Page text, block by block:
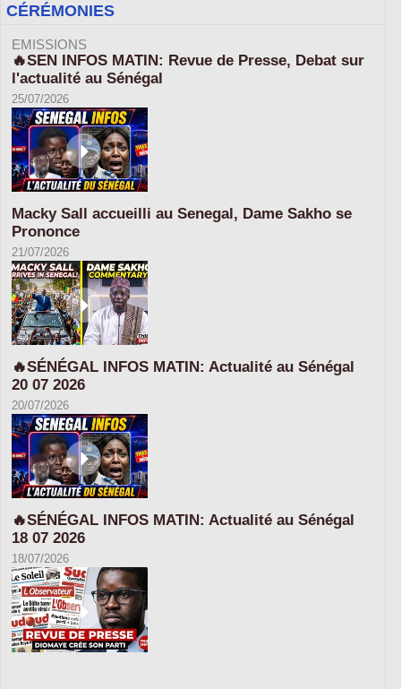
CÉRÉMONIES
EMISSIONS
🔥SEN INFOS MATIN: Revue de Presse, Debat sur
l'actualité au Sénégal
25/07/2026
Macky Sall accueilli au Senegal, Dame Sakho se
Prononce
21/07/2026
🔥SÉNÉGAL INFOS MATIN: Actualité au Sénégal
20 07 2026
20/07/2026
🔥SÉNÉGAL INFOS MATIN: Actualité au Sénégal
18 07 2026
18/07/2026